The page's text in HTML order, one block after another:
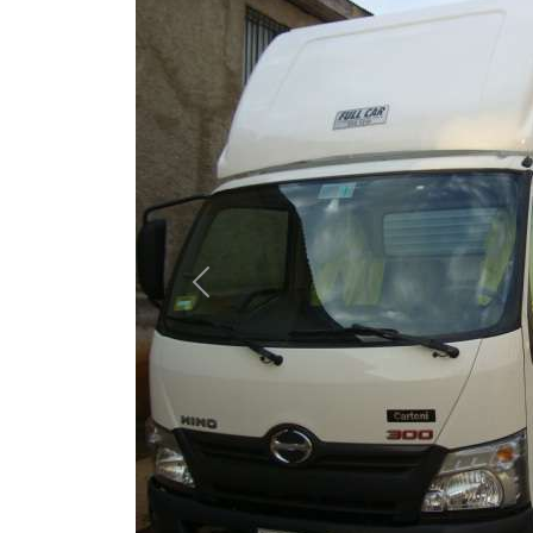
Previous